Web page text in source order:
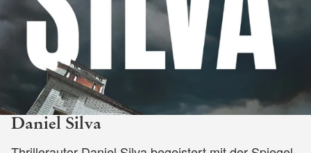
Daniel Silva